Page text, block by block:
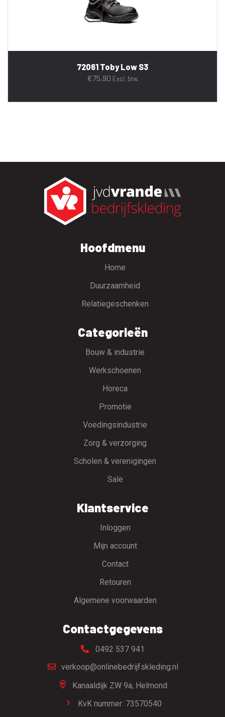
72061 Toby Low S3
€75,90 Excl. btw.
Hoofdmenu
Home
Duurzaamheid
Relatiegeschenken
Categorieën
Bouw & industrie
Werkschoenen
Horeca
Promotie
Voedingsindustrie
Zorg & verzorging
Scholen & verenigingen
Sale
Klantservice
Inloggen
Mijn account
Contact
Retouren
Algemene voorwaarden
Contactgegevens
0492 537 941
verkoop@onlinebedrijfskleding.nl
Kanaaldijk ZW 9a, Helmond
KvK nummer: 73570540